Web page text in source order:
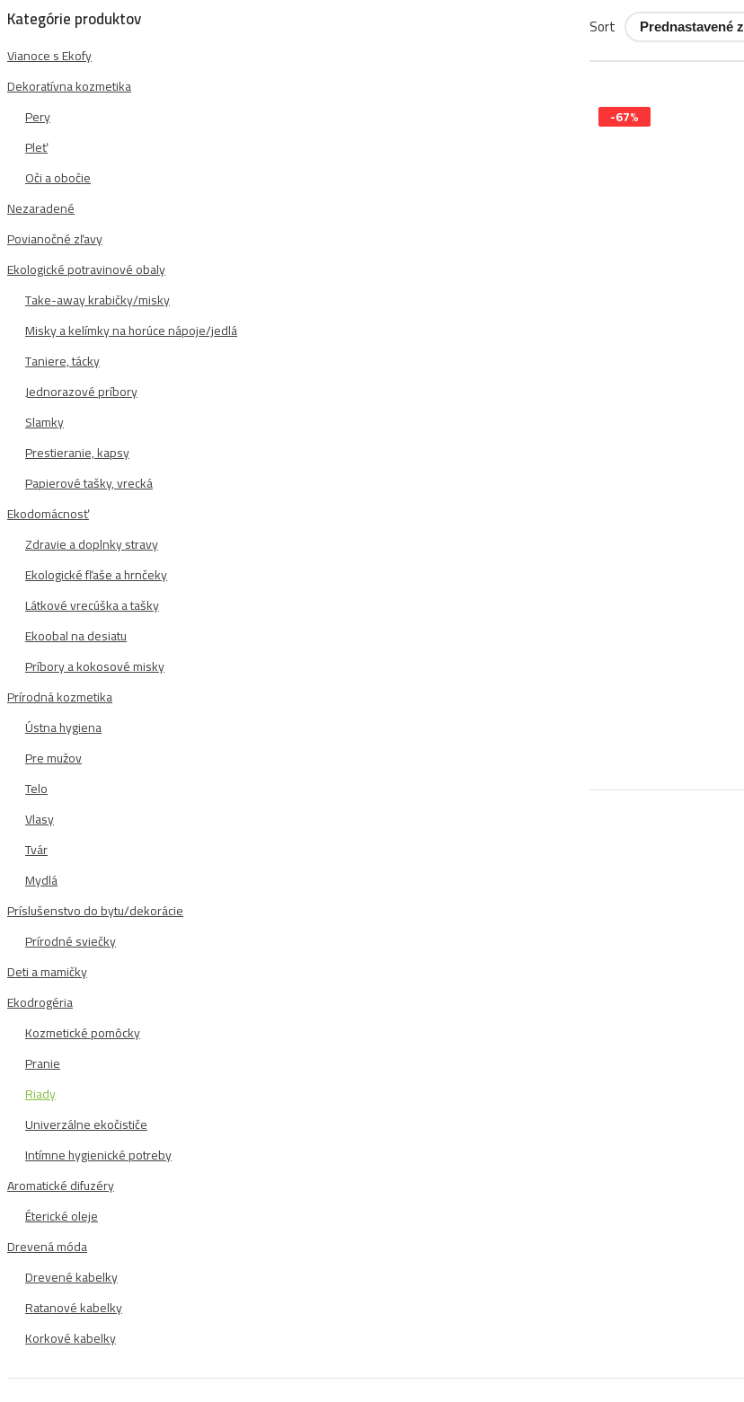
Sort
-67%
Kategórie produktov
Vianoce s Ekofy
Dekoratívna kozmetika
Pery
Pleť
Oči a obočie
Nezaradené
Povianočné zľavy
Ekologické potravinové obaly
Take-away krabičky/misky
Misky a kelímky na horúce nápoje/jedlá
Taniere, tácky
Jednorazové príbory
Slamky
Prestieranie, kapsy
Papierové tašky, vrecká
Ekodomácnosť
Zdravie a doplnky stravy
Ekologické fľaše a hrnčeky
Látkové vrecúška a tašky
Ekoobal na desiatu
Príbory a kokosové misky
Prírodná kozmetika
Ústna hygiena
Pre mužov
Telo
Vlasy
Tvár
Mydlá
Príslušenstvo do bytu/dekorácie
Prírodné sviečky
Deti a mamičky
Ekodrogéria
Kozmetické pomôcky
Pranie
Riady
Univerzálne ekočističe
Intímne hygienické potreby
Aromatické difuzéry
Éterické oleje
Drevená móda
Drevené kabelky
Ratanové kabelky
Korkové kabelky